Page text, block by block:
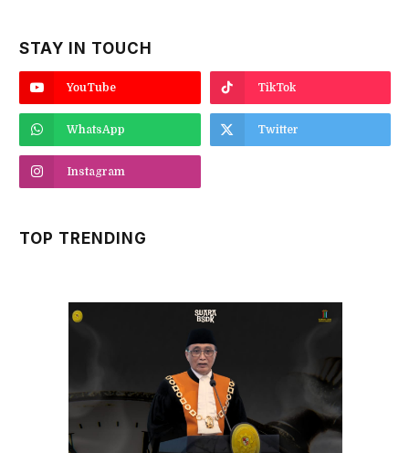
STAY IN TOUCH
YouTube TikTok
WhatsApp Twitter
Instagram
TOP TRENDING